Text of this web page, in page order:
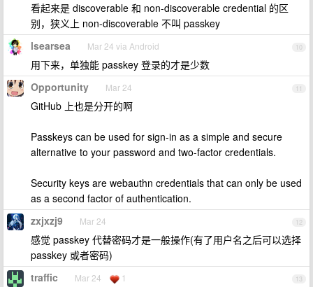
看起来是 discoverable 和 non-discoverable credential 的区
别，狭义上 non-discoverable 不叫 passkey
10
lsearsea Mar 24 via Android
用下来，单独能 passkey 登录的才是少数
11
Opportunity Mar 24
GitHub 上也是分开的啊
Passkeys can be used for sign-in as a simple and secure
alternative to your password and two-factor credentials.
Security keys are webauthn credentials that can only be used
as a second factor of authentication.
12
zxjxzj9 Mar 24
感觉 passkey 代替密码才是一般操作(有了用户名之后可以选择
passkey 或者密码)
13
traffic Mar 24 1